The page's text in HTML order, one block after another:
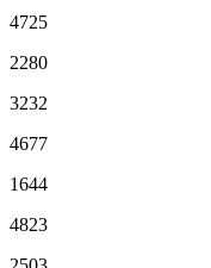
4725
2280
3232
4677
1644
4823